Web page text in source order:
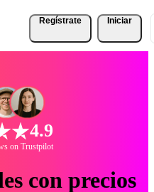
Regístrate Iniciar
4.9
on Trustpilot
con precios